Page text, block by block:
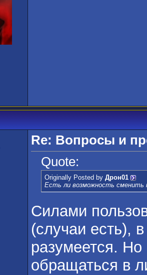
Re: Вопросы и
Quote:
Originally Posted by Дрон01
Есть ли возможность сменить
Силами
(случаи есть),
разумеется.
обращаться в